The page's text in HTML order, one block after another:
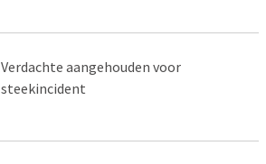
Verdachte aangehouden voor
steekincident